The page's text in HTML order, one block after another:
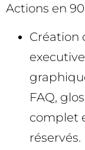
Actions en 90
Création
FAQ,
complet
réservés.